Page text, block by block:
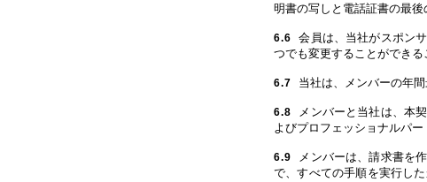
明書の写しと電話証書の最後
6.6
会員は、当社がスポン
つでも変更することができる
6.7 当社は、メンバーの年
6.8
メンバーと当社は、本
よびプロフェッショナルパ
6.9
メンバーは、請求書を
で、すべての手順を実行し